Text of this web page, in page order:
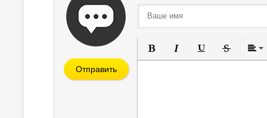
Полужирный
Курсив
Отправить